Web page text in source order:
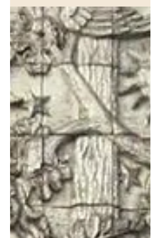
tu crois lire le Mat, mais c'est ton voyage
!